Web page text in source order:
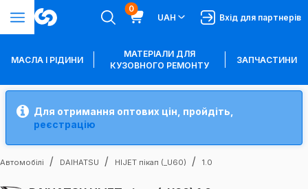
0
UAH
Вхід для партнерів
МАСЛА І РІДИНИ
МАТЕРІАЛИ ДЛЯ
КУЗОВНОГО РЕМОНТУ
ЗАПЧАСТИНИ
Для отримання оптових цін, пройдіть,
реєстрацію
Автомобілі DAIHATSU HIJET пікап (_U60) 1.0